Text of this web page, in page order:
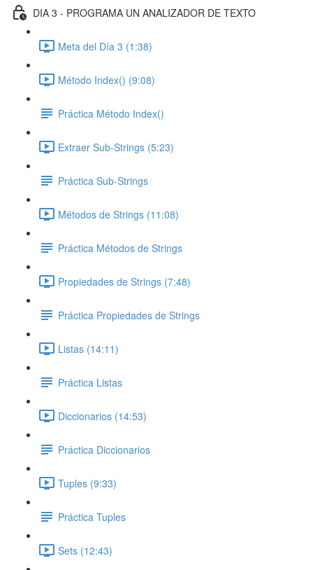
DIA 3 - PROGRAMA UN ANALIZADOR DE TEXTO
Meta del Día 3 (1:38)
Método Index() (9:08)
Práctica Método Index()
Extraer Sub-Strings (5:23)
Práctica Sub-Strings
Métodos de Strings (11:08)
Práctica Métodos de Strings
Propiedades de Strings (7:48)
Práctica Propiedades de Strings
Listas (14:11)
Práctica Listas
Diccionarios (14:53)
Práctica Diccionarios
Tuples (9:33)
Práctica Tuples
Sets (12:43)